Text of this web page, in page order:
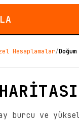
Hesaplamalar/
burcu ve